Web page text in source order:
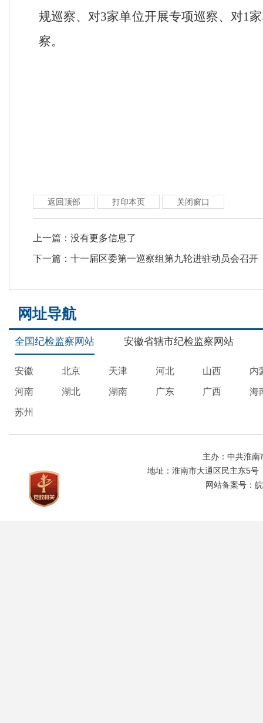
规巡察、对3家单位开展专项巡察、对1
察。
返回顶部 打印本页 关闭窗口
上一篇： 没有更多信息了
下一篇： 十一届区委第一巡察组第九轮进驻动员会召开
网址导航
全国纪检监察网站 安徽省辖市纪检监察网站
安徽 北京 天津 河北 山西 内
河南 湖北 湖南 广东 广西 海
苏州
主办：中共淮
地址：淮南市大通区民主东5号
网站备案号：